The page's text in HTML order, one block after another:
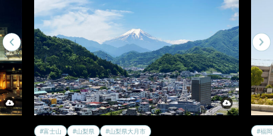
#富士山 #山梨県 #山梨県大月市 #福